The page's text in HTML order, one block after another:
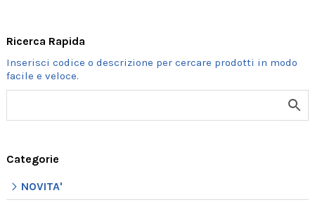
Ricerca Rapida
Categorie
NOVITA'